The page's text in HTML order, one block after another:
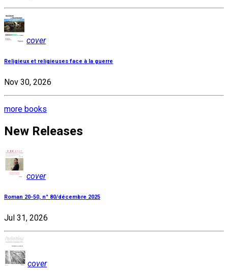
cover
Religieux et religieuses face à la guerre
Nov 30, 2026
more books
New Releases
cover
Roman 20-50, n° 80/décembre 2025
Jul 31, 2026
cover